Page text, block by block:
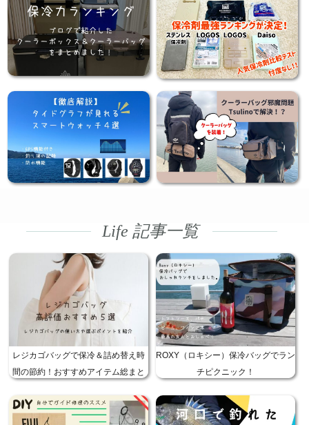
Life 記事一覧
レジカゴバッグで保冷＆詰め替え時
間の節約！おすすめアイテム総まと
ROXY（ロキシー）保冷バッグでラン
チピクニック！